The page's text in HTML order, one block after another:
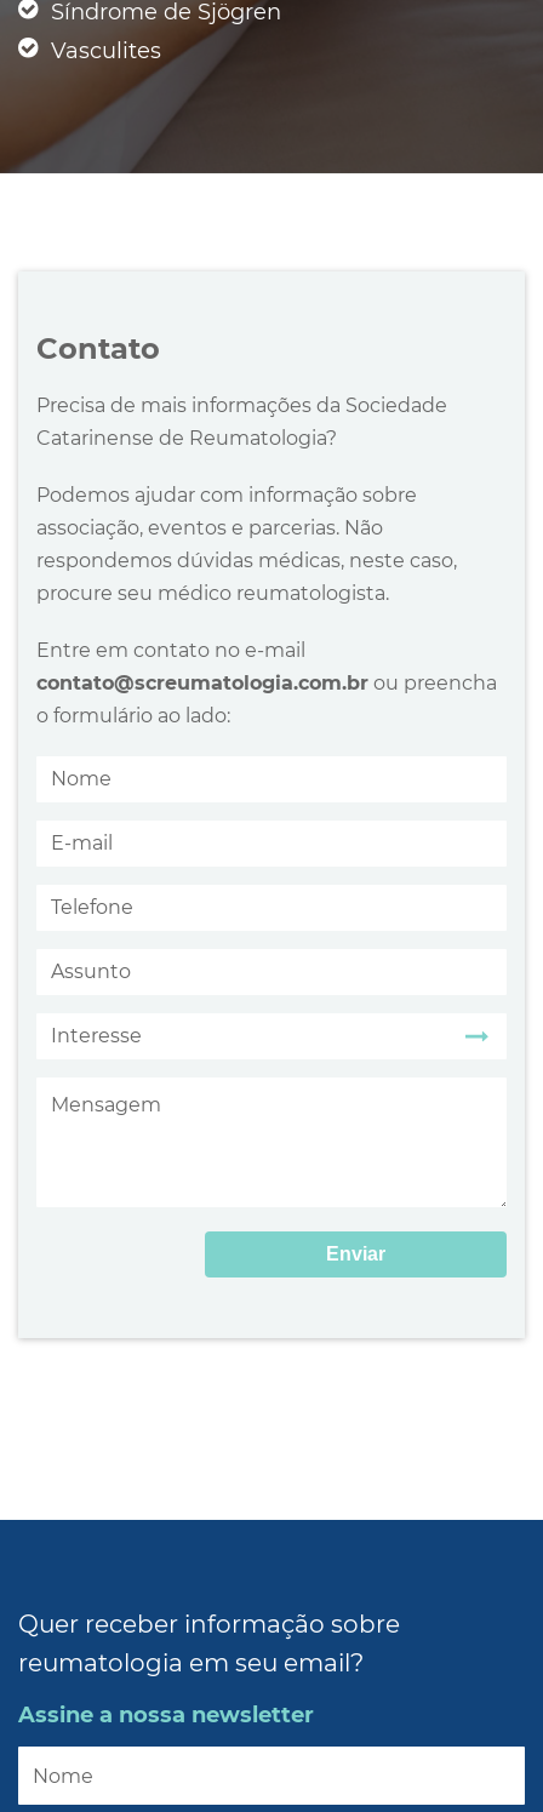
Síndrome de Sjögren
Vasculites
Contato
Precisa de mais informações da Sociedade
Catarinense de Reumatologia?
Podemos ajudar com informação sobre
associação, eventos e parcerias. Não
respondemos dúvidas médicas, neste caso,
procure seu médico reumatologista.
Entre em contato no e-mail
contato@screumatologia.com.br ou preencha
o formulário ao lado:
Enviar
Quer receber informação sobre
reumatologia em seu email?
Assine a nossa newsletter